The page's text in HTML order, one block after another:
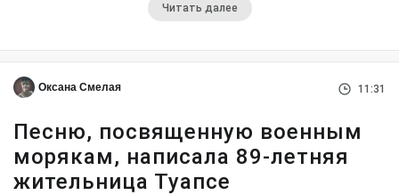
Читать далее
Оксана Смелая 11:31
Песню, посвященную военным
морякам, написала 89-летняя
жительница Туапсе